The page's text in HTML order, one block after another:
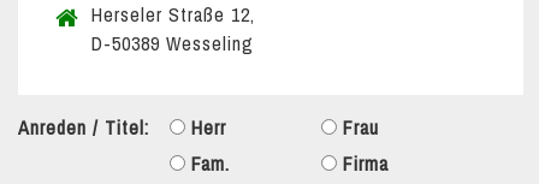
Herseler Straße 12,
D-50389 Wesseling
Anreden / Titel: Herr
Frau
Fam.
Firma